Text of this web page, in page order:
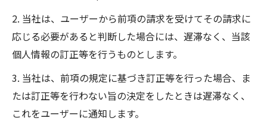
2. 当社は、ユーザーから前項の請求を受けてその請求に
応じる必要があると判断した場合には、遅滞なく、当該
個人情報の訂正等を行うものとします。
3. 当社は、前項の規定に基づき訂正等を行った場合、ま
たは訂正等を行わない旨の決定をしたときは遅滞なく、
これをユーザーに通知します。